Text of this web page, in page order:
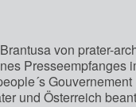
von prater-
Presseempfanges
und Österreich